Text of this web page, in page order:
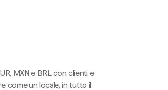
MXN e BRL con clienti e
come un locale, in tutto il